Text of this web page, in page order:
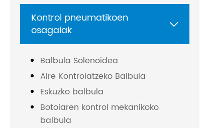
Kontrol pneumatikoen
osagaiak

Balbula Solenoidea
Aire Kontrolatzeko Balbula
Eskuzko balbula
Botoiaren kontrol mekanikoko
balbula